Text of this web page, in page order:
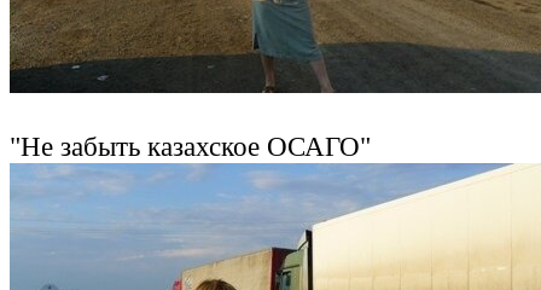
"Не забыть казахское ОСАГО"